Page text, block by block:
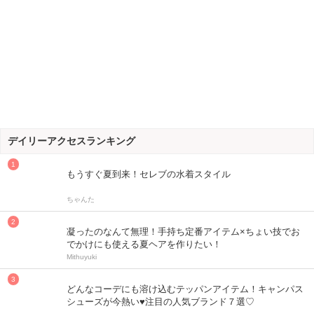
デイリーアクセスランキング
もうすぐ夏到来！セレブの水着スタイル
ちゃんた
凝ったのなんて無理！手持ち定番アイテム×ちょい技でお
でかけにも使える夏ヘアを作りたい！
Mithuyuki
どんなコーデにも溶け込むテッパンアイテム！キャンパス
シューズが今熱い♥注目の人気ブランド７選♡